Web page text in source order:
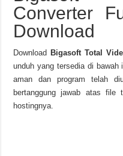
Converter
Download
Download Bigasoft Total
unduh yang tersedia di
aman dan program telah
bertanggung jawab atas
hostingnya.